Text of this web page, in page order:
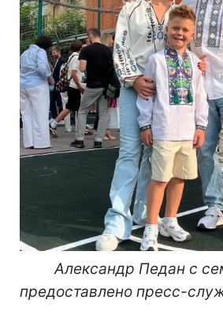
Александр Педан с
предоставлено пресс-